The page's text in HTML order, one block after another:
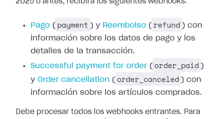
2025 o antes, recibirá los siguientes webhooks:
Pago ( payment ) y Reembolso ( refund ) con
información sobre los datos de pago y los
detalles de la transacción.
Successful
payment for order( order_paid )
y Order cancellation ( order_canceled ) con
información sobre los artículos comprados.
Debe procesar todos los webhooks entrantes. Para